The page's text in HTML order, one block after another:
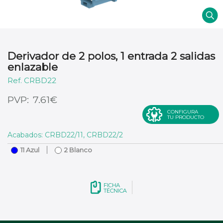
Derivador de 2 polos, 1 entrada 2 salidas
enlazable
7.61€
CRBD22
CONFIGURA
TU PRODUCTO
Acabados: CRBD22/11, CRBD22/2
11 Azul 2 Blanco